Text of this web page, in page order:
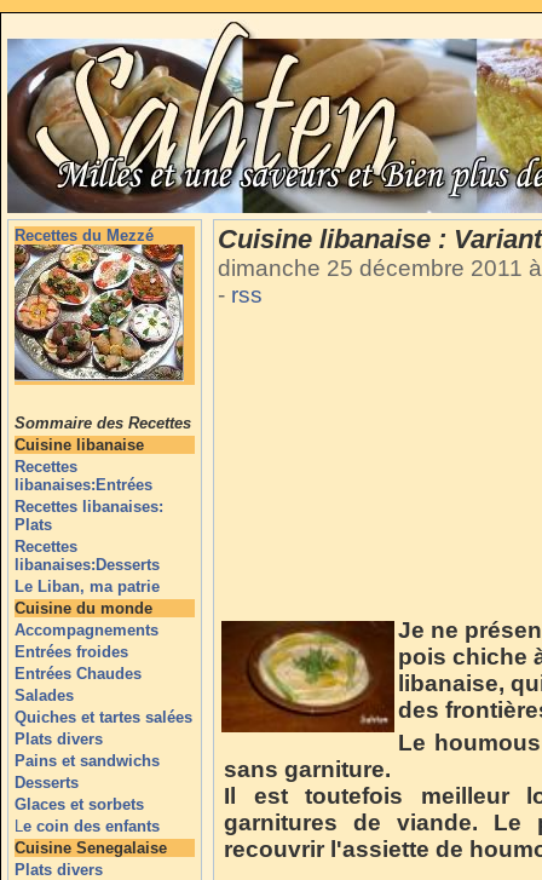
Recettes du Mezzé
Sommaire des Recettes
Cuisine libanaise
Recettes
libanaises:Entrées
Recettes libanaises:
Plats
Recettes
libanaises:Desserts
Le Liban, ma patrie
Cuisine du monde
Accompagnements
Entrées froides
Entrées Chaudes
Salades
Quiches et tartes salées
Plats divers
Pains et sandwichs
Desserts
Glaces et sorbets
Le coin des enfants
Cuisine Senegalaise
Plats divers
Cuisine libanaise :
dimanche 25 décembre 2011
- rss
Je ne
pois chiche
libanaise,
des
Le
sans garniture.
Il est toutefois meilleur
garnitures de viande. Le
recouvrir l'assiette de